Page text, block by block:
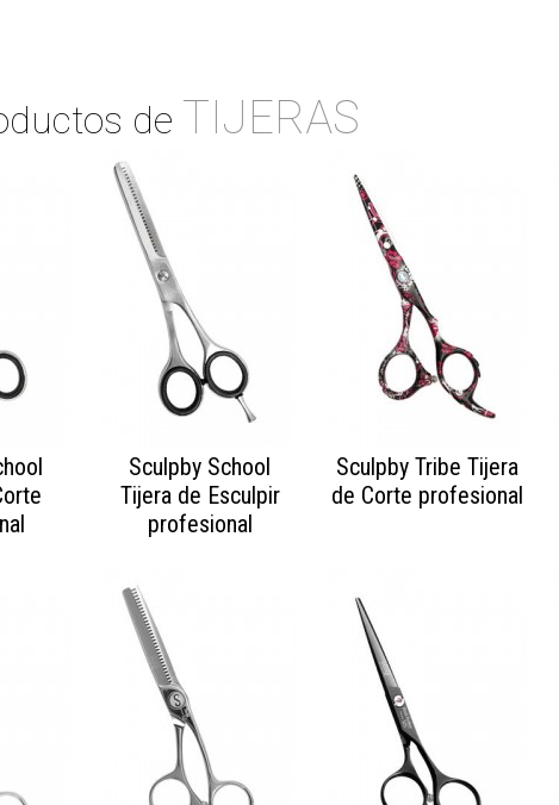
de TIJERAS
Sculpby School
Tijera de Esculpir
profesional
Sculpby Tribe Tijera
de Corte profesional